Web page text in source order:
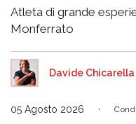
Atleta di grande
Monferrato
Davide Chicarella
05 Agosto 2026